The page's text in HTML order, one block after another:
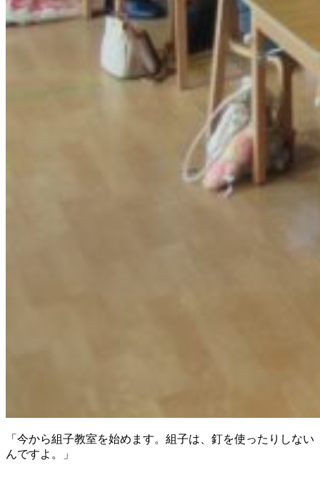
「今から組子教室を始めます。組子は、釘を使ったりしない
んですよ。」